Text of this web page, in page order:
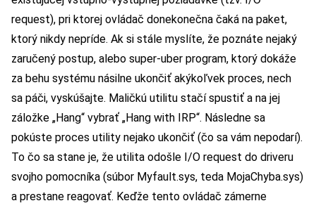
request), pri ktorej ovládač donekonečna čaká na paket,
ktorý nikdy nepríde. Ak si stále myslíte, že poznáte nejaký
zaručený postup, alebo super-uber program, ktorý dokáže
za behu systému násilne ukončiť akýkoľvek proces, nech
sa páči, vyskúšajte. Maličkú utilitu stačí spustiť a na jej
záložke „Hang“ vybrať „Hang with IRP“. Následne sa
pokúste proces utility nejako ukončiť (čo sa vám nepodarí).
To čo sa stane je, že utilita odošle I/O request do driveru
svojho pomocníka (súbor Myfault.sys, teda MojaChyba.sys)
a prestane reagovať. Keďže tento ovládač zámerne